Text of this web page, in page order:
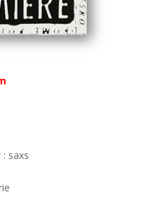
: saxs